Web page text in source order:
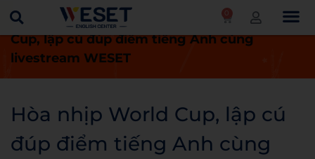
0
Trang chủ Tin tức
Hòa nhịp World
Cup, lập cú đúp điểm tiếng Anh cùng
livestream WESET
Hòa nhịp World Cup, lập cú
đúp điểm tiếng Anh cùng